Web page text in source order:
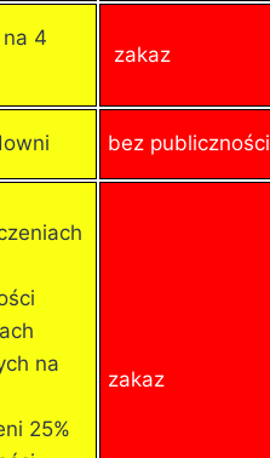
4
zakaz
bez publiczności
na
25%
zakaz